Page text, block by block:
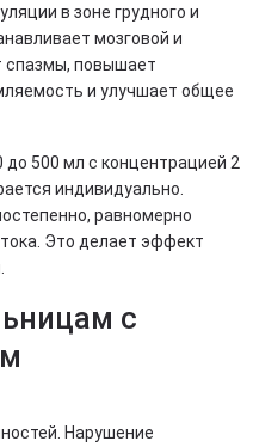
в зоне грудного и
мозговой и
спазмы, повышает
и улучшает общее
500 мл с концентрацией 2
индивидуально.
равномерно
Это делает эффект
с
Нарушение